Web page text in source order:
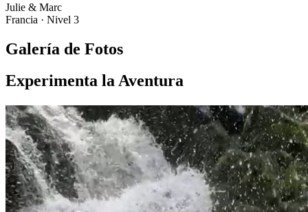
Julie & Marc
Francia · Nivel 3
Galería de Fotos
Experimenta la Aventura